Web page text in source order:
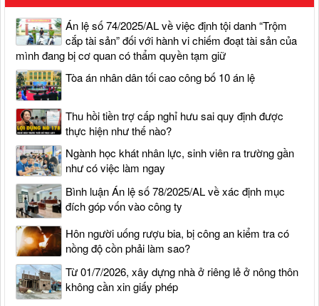
Án lệ số 74/2025/AL về việc định tội danh “Trộm
cắp tài sản” đối với hành vi chiếm đoạt tài sản của
mình đang bị cơ quan có thẩm quyền tạm giữ
Tòa án nhân dân tối cao công bố 10 án lệ
Thu hồi tiền trợ cấp nghỉ hưu sai quy định được
thực hiện như thế nào?
Ngành học khát nhân lực, sinh viên ra trường gần
như có việc làm ngay
Bình luận Án lệ số 78/2025/AL về xác định mục
đích góp vốn vào công ty
Hôn người uống rượu bia, bị công an kiểm tra có
nồng độ cồn phải làm sao?
Từ 01/7/2026, xây dựng nhà ở riêng lẻ ở nông thôn
không cần xin giấy phép